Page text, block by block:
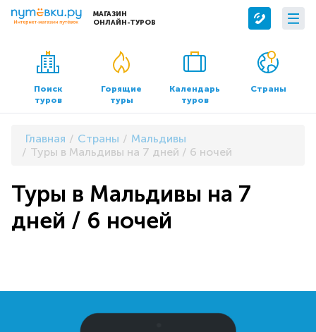
МАГАЗИН
ОНЛАЙН-ТУРОВ
Сервисы
Бронирование отелей
Трансфер
О компании
О нас
Контакты
Документы и реквизиты
Поиск
туров
Горящие
туры
Календарь
туров
Страны
Главная Страны
Мальдивы
Туры в Мальдивы на 7 дней / 6 ночей
Туры в Мальдивы на 7
дней / 6 ночей